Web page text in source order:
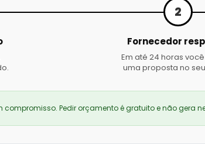
2
Fornecedor
Em até 24 horas
uma proposta no
compromisso. Pedir orçamento é gratuito e não